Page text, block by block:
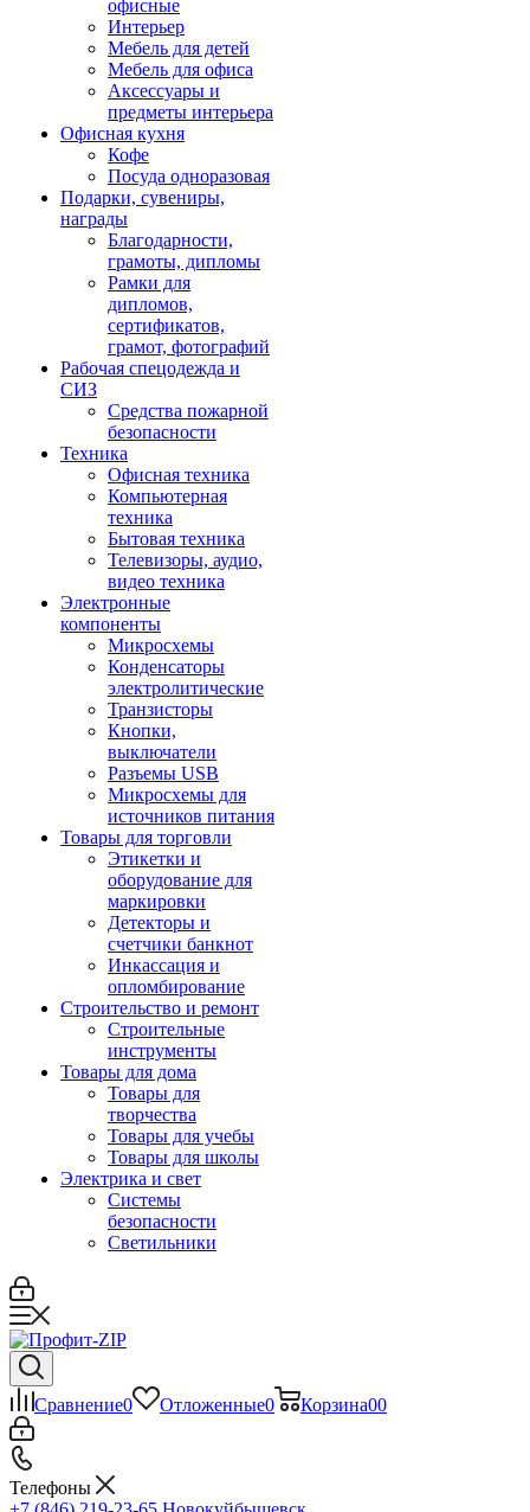
офисные
Интерьер
Мебель для детей
Мебель для офиса
Аксессуары и
предметы интерьера
Офисная кухня
Кофе
Посуда одноразовая
Подарки, сувениры,
награды
Благодарности,
грамоты, дипломы
Рамки для
дипломов,
сертификатов,
грамот, фотографий
Рабочая спецодежда и
СИЗ
Средства пожарной
безопасности
Техника
Офисная техника
Компьютерная
техника
Бытовая техника
Телевизоры, аудио,
видео техника
Электронные
компоненты
Микросхемы
Конденсаторы
электролитические
Транзисторы
Кнопки,
выключатели
Разъемы USB
Микросхемы для
источников питания
Товары для торговли
Этикетки и
оборудование для
маркировки
Детекторы и
счетчики банкнот
Инкассация и
опломбирование
Строительство и ремонт
Строительные
инструменты
Товары для дома
Товары для
творчества
Товары для учебы
Товары для школы
Электрика и свет
Системы
безопасности
Светильники
Сравнение0 Отложенные0 Корзина00
Телефоны